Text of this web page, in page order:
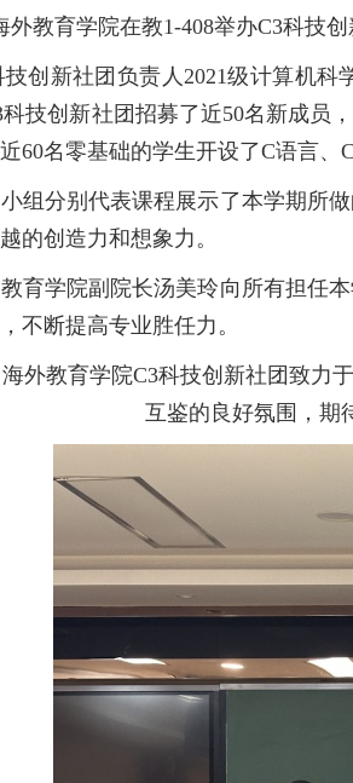
外教育学院在教1-408举办C3科技
技创新社团负责人2021级计算机科
科技创新社团招募了近50名新成员
60名零基础的学生开设了C语言、
组分别代表课程展示了本学期所
的创造力和想象力。
育学院副院长汤美玲向所有担任
不断提高专业胜任力。
外教育学院C3科技创新社团致力
互鉴的良好氛围，期